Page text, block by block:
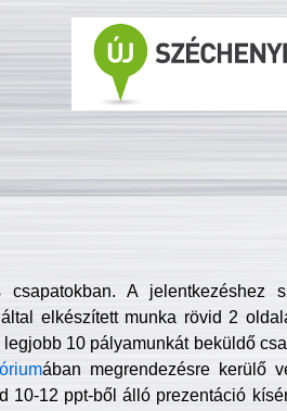
A jelentkezéshez
elkészített munka rövid 2
10 pályamunkát beküldő
ában megrendezésre kerülő
10-12 ppt-ből álló prezentáció